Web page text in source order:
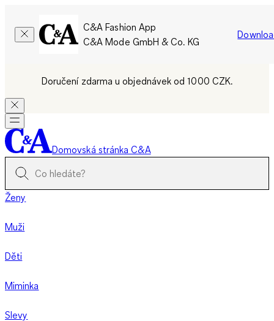
C&A Fashion App
C&A Mode GmbH & Co. KG
Doručení zdarma u objednávek od 1000 CZK.
Domovská stránka C&A
Ženy
Muži
Děti
Miminka
Slevy